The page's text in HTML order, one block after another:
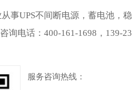
事UPS不间断电源，蓄电池，
询电话：400-161-1698，139-
服务咨询热线：